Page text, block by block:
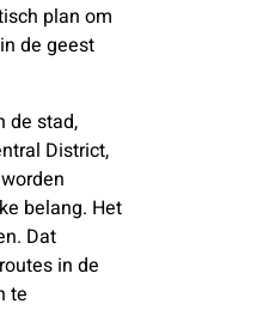
plan om
de geest
de stad,
District,
belang. Het
Dat
in de
te